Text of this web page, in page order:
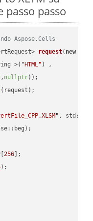
passo passo
Aspose.Cells
request( new
>(
"HTML" ) ,
, nullptr))
,
[256 ];
);